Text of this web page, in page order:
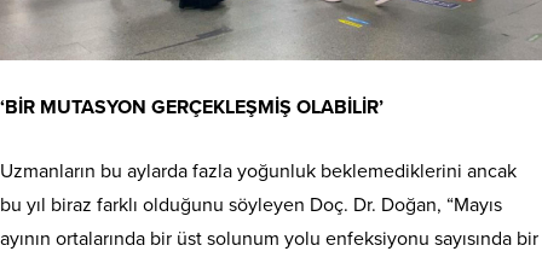
‘BİR MUTASYON GERÇEKLEŞMİŞ OLABİLİR’
Uzmanların bu aylarda fazla yoğunluk beklemediklerini ancak
bu yıl biraz farklı olduğunu söyleyen Doç. Dr. Doğan, “Mayıs
ayının ortalarında bir üst solunum yolu enfeksiyonu sayısında bir